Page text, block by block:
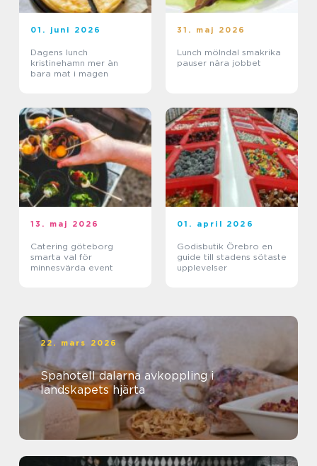
01. juni 2026
Dagens lunch
kristinehamn mer än
bara mat i magen
31. maj 2026
Lunch mölndal smakrika
pauser nära jobbet
13. maj 2026
Catering göteborg
smarta val för
minnesvärda event
01. april 2026
Godisbutik Örebro en
guide till stadens sötaste
upplevelser
22. mars 2026
Spahotell dalarna avkoppling i
landskapets hjärta